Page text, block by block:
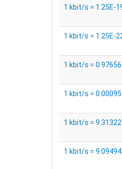
1 kbit/s = 1.25E-
1 kbit/s = 1.25E-
1 kbit/s =
1 kbit/s =
1 kbit/s =
1 kbit/s =